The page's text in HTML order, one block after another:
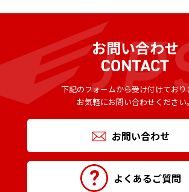
お問い合わせ
下記のフォームから受け付けており
お気軽にお問い合わせください。
お問い合わせ
よくあるご質問